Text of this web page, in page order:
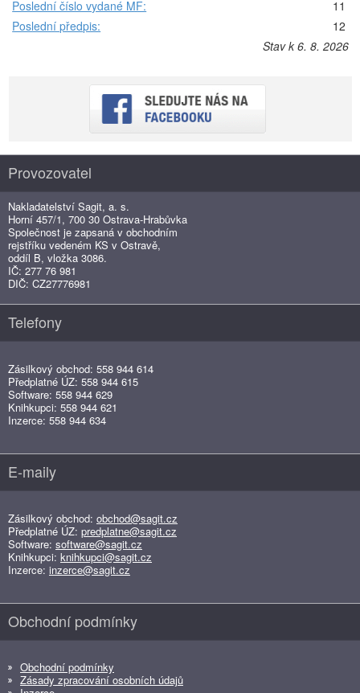
Poslední číslo vydané MF:
11
Poslední předpis:
12
Stav k 6. 8. 2026
Provozovatel
Nakladatelství Sagit, a. s.
Horní 457/1, 700 30 Ostrava-Hrabůvka
Společnost je zapsaná v obchodním
rejstříku vedeném KS v Ostravě,
oddíl B, vložka 3086.
IČ: 277 76 981
DIČ: CZ27776981
Telefony
Zásilkový obchod: 558 944 614
Předplatné ÚZ: 558 944 615
Software: 558 944 629
Knihkupci: 558 944 621
Inzerce: 558 944 634
E-maily
Zásilkový obchod: obchod@sagit.cz
Předplatné ÚZ: predplatne@sagit.cz
Software: software@sagit.cz
Knihkupci: knihkupci@sagit.cz
Inzerce: inzerce@sagit.cz
Obchodní podmínky
Obchodní podmínky
Zásady zpracování osobních údajů